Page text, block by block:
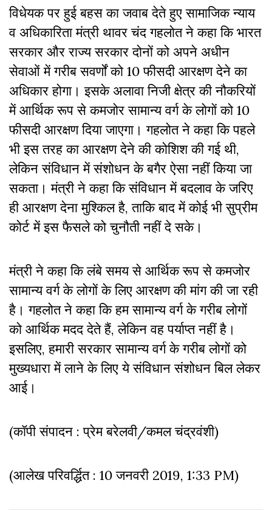
विधेयक पर हुई बहस का जवाब देते हुए सामाजिक न्याय
व अधिकारिता मंत्री थावर चंद गहलोत ने कहा कि भारत
सरकार और राज्य सरकार दोनों को अपने अधीन
सेवाओं में गरीब सवर्णों को 10 फीसदी आरक्षण देने का
अधिकार होगा। इसके अलावा निजी क्षेत्र की नौकरियों
में आर्थिक रूप से कमजोर सामान्य वर्ग के लोगों को 10
फीसदी आरक्षण दिया जाएगा। गहलोत ने कहा कि पहले
भी इस तरह का आरक्षण देने की कोशिश की गई थी,
लेकिन संविधान में संशोधन के बगैर ऐसा नहीं किया जा
सकता। मंत्री ने कहा कि संविधान में बदलाव के जरिए
ही आरक्षण देना मुश्किल है, ताकि बाद में कोई भी सुप्रीम
कोर्ट में इस फैसले को चुनौती नहीं दे सके।
मंत्री ने कहा कि लंबे समय से आर्थिक रूप से कमजोर
सामान्य वर्ग के लोगों के लिए आरक्षण की मांग की जा रही
है। गहलोत ने कहा कि हम सामान्य वर्ग के गरीब लोगों
को आर्थिक मदद देते हैं, लेकिन वह पर्याप्त नहीं है।
इसलिए, हमारी सरकार सामान्य वर्ग के गरीब लोगों को
मुख्यधारा में लाने के लिए ये संविधान संशोधन बिल लेकर
आई।
(कॉपी संपादन : प्रेम बरेलवी/कमल चंद्रवंशी)
(आलेख परिवर्द्धित : 10 जनवरी 2019, 1:33 PM)